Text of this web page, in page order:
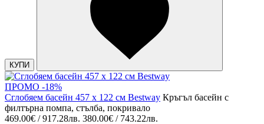
КУПИ
ПРОМО -18%
Сглобяем басейн 457 х 122 см Bestway Кръгъл басейн с
филтърна помпа, стълба, покривало
469.00€ / 917.28лв. 380.00€ / 743.22лв.